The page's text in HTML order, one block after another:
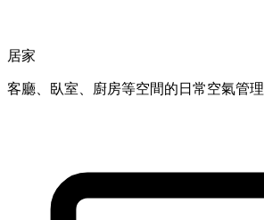
居家
客廳、臥室、廚房等空間的日常空氣管理